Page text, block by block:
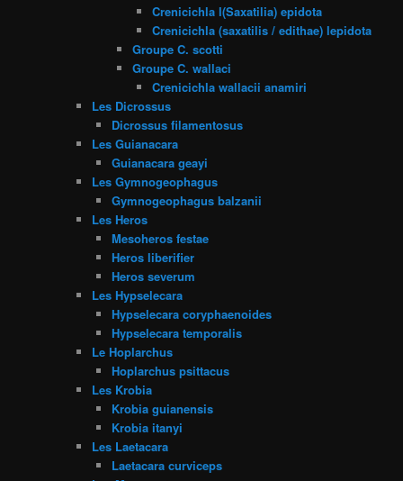
Crenicichla l(Saxatilia) epidota
Crenicichla (saxatilis / edithae) lepidota
Groupe C. scotti
Groupe C. wallaci
Crenicichla wallacii anamiri
Les Dicrossus
Dicrossus filamentosus
Les Guianacara
Guianacara geayi
Les Gymnogeophagus
Gymnogeophagus balzanii
Les Heros
Mesoheros festae
Heros liberifier
Heros severum
Les Hypselecara
Hypselecara coryphaenoides
Hypselecara temporalis
Le Hoplarchus
Hoplarchus psittacus
Les Krobia
Krobia guianensis
Krobia itanyi
Les Laetacara
Laetacara curviceps